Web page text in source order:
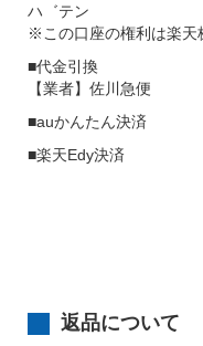
ハ゛テン
※この口座の権利は楽天
■代金引換
【業者】佐川急便
■auかんたん決済
■楽天Edy決済
返品について